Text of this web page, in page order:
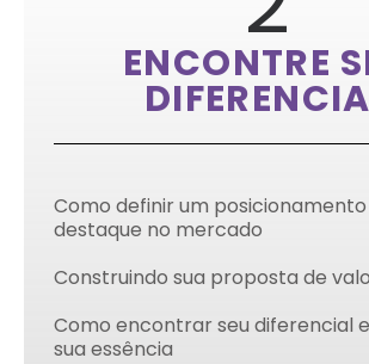
ENCONTRE
Como definir um
destaque no mercado
Construindo sua proposta de
Como encontrar seu diferencial
sua essência